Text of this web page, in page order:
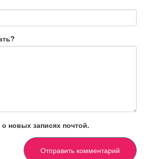
новых записях почтой.